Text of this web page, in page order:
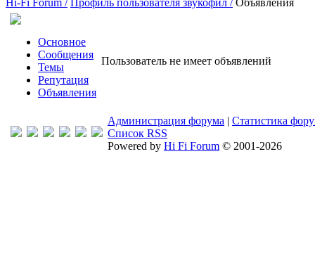
Hi-Fi Forum / Профиль пользователя звукофил / Объявления
Основное
Сообщения
Темы
Репутация
Объявления
Пользователь не имеет объявлений
Администрация форума | Статистика
Список RSS
Powered by Hi Fi Forum © 2001-2026